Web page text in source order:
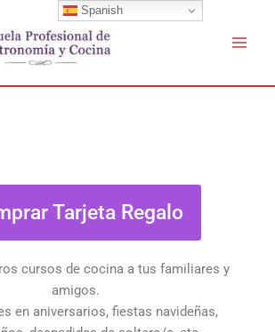
Tarjeta Regalo
cursos de cocina a tus familiares y
amigos.
en aniversarios, fiestas navideñas,
Spanish